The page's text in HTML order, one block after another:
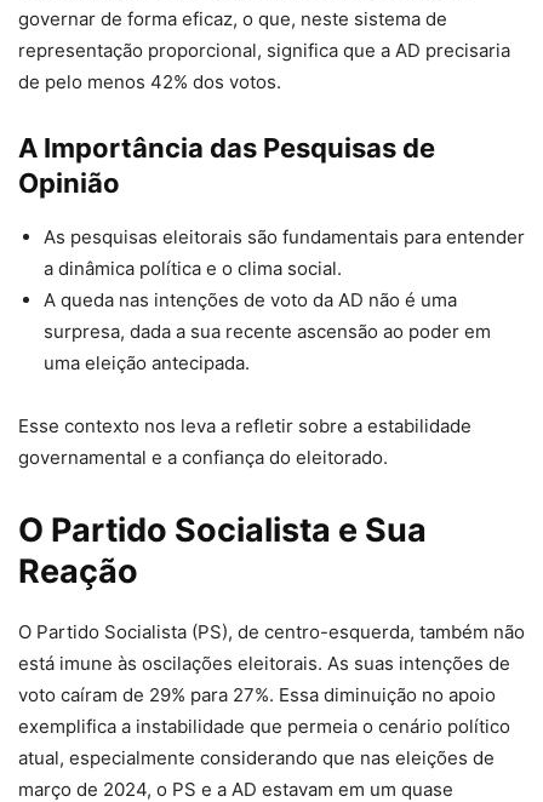
governar de forma eficaz, o que, neste sistema de
representação proporcional, significa que a AD precisaria
de pelo menos 42% dos votos.
A Importância das Pesquisas de
Opinião
As pesquisas eleitorais são fundamentais para entender
a dinâmica política e o clima social.
A queda nas intenções de voto da AD não é uma
surpresa, dada a sua recente ascensão ao poder em
uma eleição antecipada.
Esse contexto nos leva a refletir sobre a estabilidade
governamental e a confiança do eleitorado.
O Partido Socialista e Sua
Reação
O Partido Socialista (PS), de centro-esquerda, também não
está imune às oscilações eleitorais. As suas intenções de
voto caíram de 29% para 27%. Essa diminuição no apoio
exemplifica a instabilidade que permeia o cenário político
atual, especialmente considerando que nas eleições de
março de 2024, o PS e a AD estavam em um quase